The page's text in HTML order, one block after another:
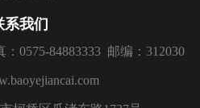
系我们
：0575-84883333 邮编：312030